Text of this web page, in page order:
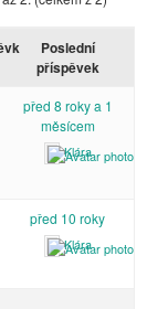
Poslední
příspěvek
před 8 roky a 1
měsícem
Klára
před 10 roky
Klára